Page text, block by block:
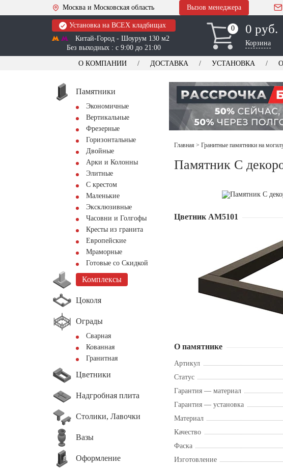
Москва и Московская область Вызов менеджера
Установка на ВСЕХ кладбищах
Китай-Город - Шоурум 130 м2
Без выходных : с 9:00 до 21:00
0
0 0 руб.
Корзина
О КОМПАНИИ ДОСТАВКА УСТАНОВКА
Памятники
Экономичные
Вертикальные
Фрезерные
Горизонтальные
Двойные
Арки и Колонны
Элитные
С крестом
Маленькие
Эксклюзивные
Часовни и Голгофы
Кресты из гранита
Европейские
Мраморные
Готовые со Скидкой
Комплексы
Цоколя
Ограды
Сварная
Кованная
Гранитная
Цветники
Надгробная плита
Столики, Лавочки
Вазы
Оформление
Главная > Гранитные памятники на
Памятник С
Цветник АМ5101
О памятнике
Артикул
Статус
Гарантия — материал
Гарантия — установка
Материал
Качество
Фаска
Изготовление